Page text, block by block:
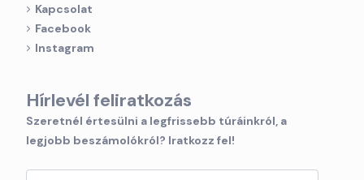
Kapcsolat
Facebook
Instagram
Hírlevél feliratkozás
Szeretnél értesülni a legfrissebb túráinkról, a
legjobb beszámolókról? Iratkozz fel!